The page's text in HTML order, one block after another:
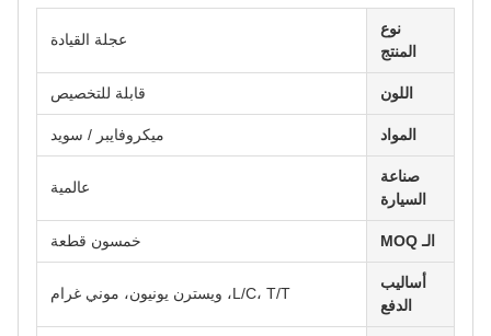
نوع
المنتج
عجلة القيادة
اللون قابلة للتخصيص
المواد ميكروفايبر / سويد
صناعة
السيارة
عالمية
الـ MOQ خمسون قطعة
أساليب
الدفع
L/C، T/T، ويسترن يونيون، موني غرام